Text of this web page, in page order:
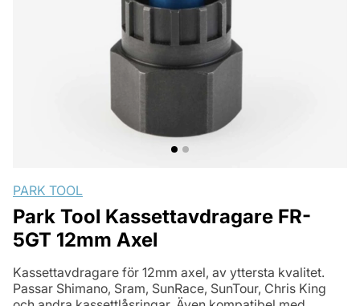
PARK TOOL
Park Tool Kassettavdragare FR-
5GT 12mm Axel
Kassettavdragare för 12mm axel, av yttersta kvalitet.
Passar Shimano, Sram, SunRace, SunTour, Chris King